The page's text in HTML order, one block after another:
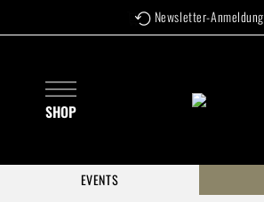
Zum Hauptinhalt springen Newsletter-Anmeldung
SHOP
EVENTS